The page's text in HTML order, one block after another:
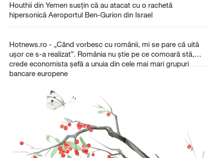
Houthii din Yemen susțin că au atacat cu o rachetă
hipersonică Aeroportul Ben-Gurion din Israel
Hotnews.ro - „Când vorbesc cu românii, mi se pare că uită
ușor ce s-a realizat”. România nu știe pe ce comoară stă,
crede economista șefă a unuia din cele mai mari grupuri
bancare europene